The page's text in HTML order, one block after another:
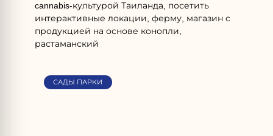
cannabis-культурой Таиланда, посетить
интерактивные локации, ферму, магазин с
продукцией на основе конопли,
растаманский
САДЫ ПАРКИ